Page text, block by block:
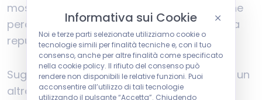
mostrarlo più. La persistenza eccessiva viene
percepita come spam e può danneggiare la
reputazione del brand.
Suggerimenti non pertinenti rappresentano un
altro errore comune che mina la credibilità.
Informativa sui Cookie
Noi e terze parti selezionate utilizziamo cookie o
tecnologie simili per finalità tecniche e, con il tuo
consenso, anche per altre finalità come specificato
nella cookie policy. Il rifiuto del consenso può
rendere non disponibili le relative funzioni. Puoi
acconsentire all’utilizzo di tali tecnologie
utilizzando il pulsante “Accetta”. Chiudendo